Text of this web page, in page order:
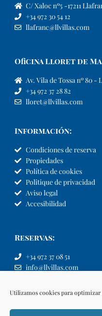
Utilizamos cookies para
C/ Xaloc nº5 -17211
+34 972 30 54 12
llafranc@llvillas.com
Oficina Lloret de
Av. Vila de Tossa nº 80 -
+34 972 37 28 82
lloret@llvillas.com
Información:
Condiciones de reserva
Propiedades
Política de cookies
Politique de privacidad
Aviso legal
Accesibilidad
Reservas:
+34 972 37 08 51
info@llvillas.com